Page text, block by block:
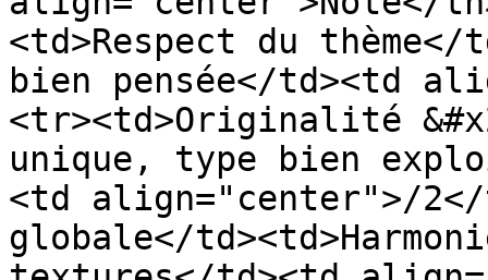
<td>Respect du
bien pensée</td><td
<tr><td>Originalité
unique, type bien
<td align="center">/
globale</